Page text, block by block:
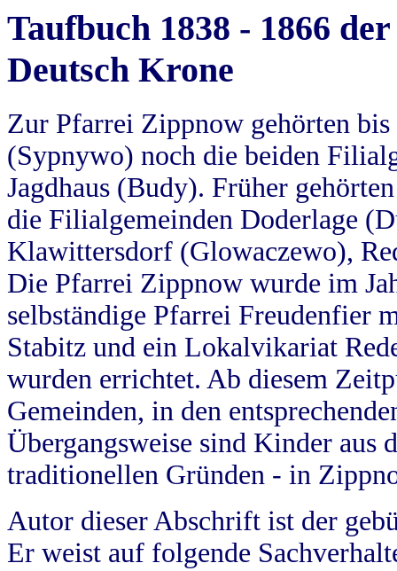
Taufbuch 1838 - 1866
Deutsch Krone
Zur Pfarrei Zippnow gehörten
(Sypnywo) noch die beiden
Jagdhaus (Budy). Früher
die Filialgemeinden Doderlage
Klawittersdorf (Glowaczewo),
Die Pfarrei Zippnow wurde im
selbständige Pfarrei Freudenfier
Stabitz und ein Lokalvikariat
wurden errichtet. Ab diesem
Gemeinden, in den
Übergangsweise sind Kinder aus
traditionellen Gründen - in
Autor dieser Abschrift ist der
Er weist auf folgende